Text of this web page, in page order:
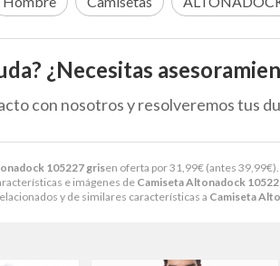
105227 grisen oferta por31,99€ (antes 39,99€
e imágenes de Camiseta Altonadock
y de similares características a Camiseta
¿Necesitas
con nosotros y resolveremos tus